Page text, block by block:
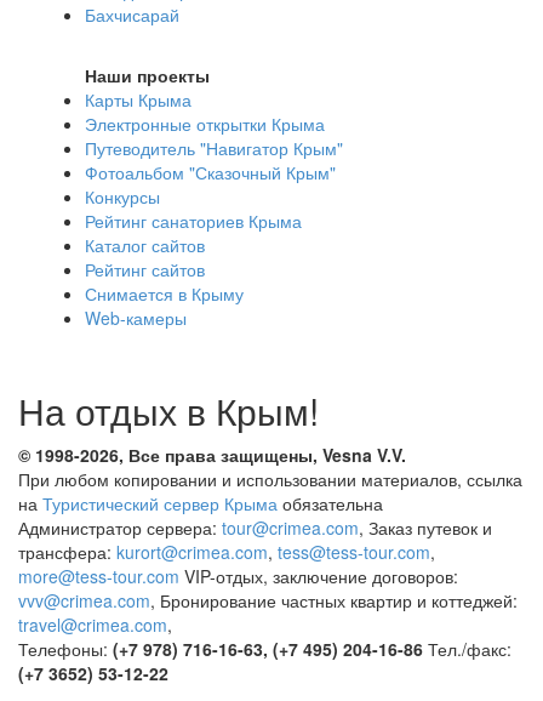
Бахчисарай
Наши проекты
Карты Крыма
Электронные открытки Крыма
Путеводитель "Навигатор Крым"
Фотоальбом "Сказочный Крым"
Конкурсы
Рейтинг санаториев Крыма
Каталог сайтов
Рейтинг сайтов
Снимается в Крыму
Web-камеры
На отдых в Крым!
© 1998-2026, Все права защищены, Vesna V.V.
При любом копировании и использовании материалов, ссылка
на Туристический сервер Крыма обязательна
Администратор сервера: tour@crimea.com, Заказ путевок и
трансфера: kurort@crimea.com, tess@tess-tour.com,
more@tess-tour.com VIP-отдых, заключение договоров:
vvv@crimea.com, Бронирование частных квартир и коттеджей:
travel@crimea.com,
Телефоны: (+7 978) 716-16-63, (+7 495) 204-16-86 Тел./факс:
(+7 3652) 53-12-22